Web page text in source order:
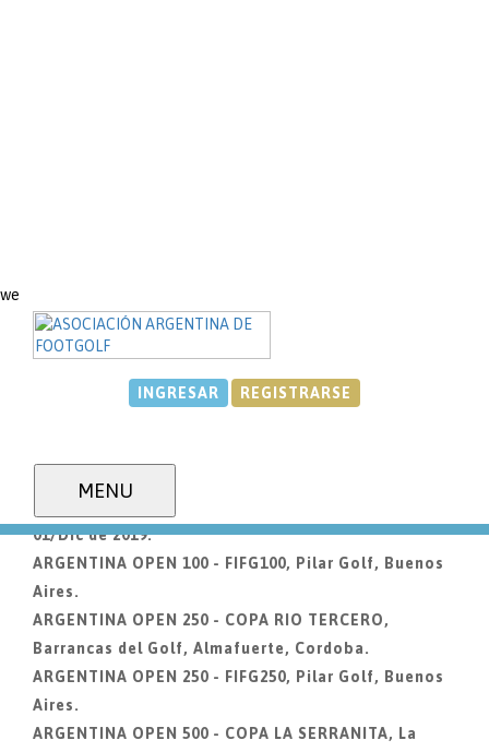
we
INGRESAR REGISTRARSE
MENU
RESULTADOS 2019
01/Dic de 2019.
ARGENTINA OPEN 100 - FIFG100, Pilar Golf, Buenos
Aires.
ARGENTINA OPEN 250 - COPA RIO TERCERO,
Barrancas del Golf, Almafuerte, Cordoba.
ARGENTINA OPEN 250 - FIFG250, Pilar Golf, Buenos
Aires.
ARGENTINA OPEN 500 - COPA LA SERRANITA, La